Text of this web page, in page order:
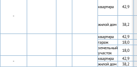
-
квартира 42,9
жилой дом 38,2
квартира
42,9
гараж
18,0
земельный
участок
18,0
- квартира
42,9
жилой дом
38,2